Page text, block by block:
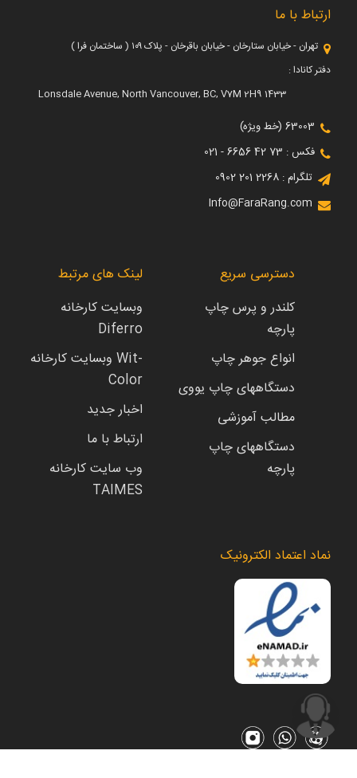
ارتباط با ما
تهران - خیابان ستارخان - خیابان باقرخان - پلاک ۱۰۹ ( ساختمان فرا )
دفتر کانادا :
1433 Lonsdale Avenue, North Vancouver, BC, V7M 2H9
63003 (خط ویژه)
فکس : 73 42 6656 - 021
تلگرام : 2268 201 0902
Info@FaraRang.com
دسترسی سریع
کلندر و پرس چاپ
پارچه
انواع جوهر چاپ
دستگاههای چاپ یووی
مطالب آموزشی
دستگاههای چاپ
پارچه
لینک های مرتبط
وبسایت کارخانه
Diferro
وبسایت کارخانه Wit-
Color
اخبار جدید
ارتباط با ما
وب سایت کارخانه
TAIMES
نماد اعتماد الکترونیک